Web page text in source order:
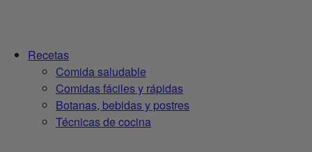
Recetas
Comida saludable
Comidas fáciles y rápidas
Botanas, bebidas y postres
Técnicas de cocina